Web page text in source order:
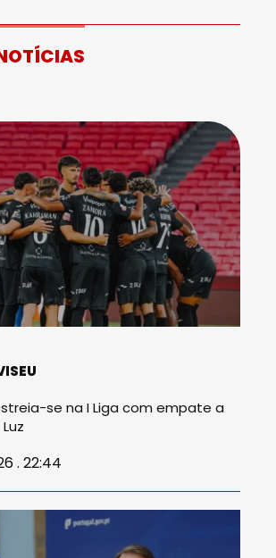
se na I Liga com empate a
. 22:44